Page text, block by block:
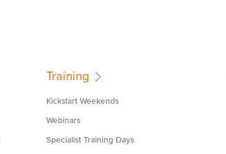
Training
Kickstart Weekends
Webinars
Specialist Training Days